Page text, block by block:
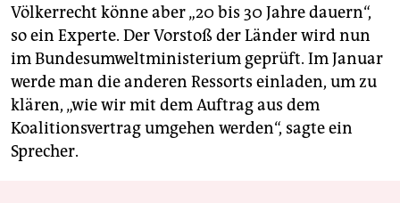
Völkerrecht könne aber „20 bis 30 Jahre dauern“,
so ein Experte. Der Vorstoß der Länder wird nun
im Bundesumweltministerium geprüft. Im Januar
werde man die anderen Ressorts einladen, um zu
klären, „wie wir mit dem Auftrag aus dem
Koalitionsvertrag umgehen werden“, sagte ein
Sprecher.